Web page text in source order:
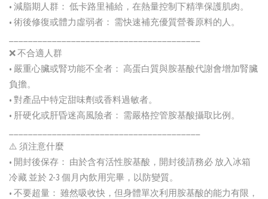
• 減脂期人群： 低卡路里補給，在熱量控制下精準保護肌肉。
• 術後修復或體力虛弱者： 需快速補充優質營養原料的人。
❌ 不合適人群
• 嚴重心臟或腎功能不全者： 高蛋白質與胺基酸代謝會增加腎臟
負擔。
• 對產品中特定甜味劑或香料過敏者。
• 肝硬化或肝昏迷高風險者： 需嚴格控管胺基酸攝取比例。
⚠️ 須注意什麼
• 開封後保存： 由於含有活性胺基酸，開封後請務必 放入冰箱
冷藏 並於 2-3 個月內飲用完畢，以防變質。
• 不要超量： 雖然吸收快，但身體單次利用胺基酸的能力有限，